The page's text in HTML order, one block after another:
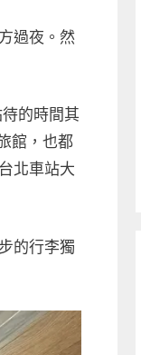
過夜。然
的時間其
館，也都
北車站大
的行李獨